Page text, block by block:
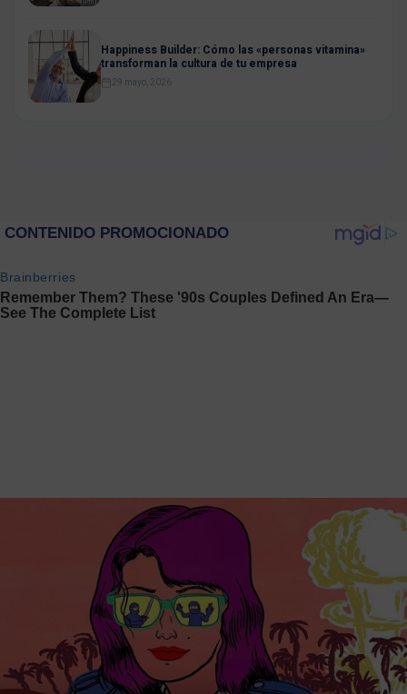
Happiness Builder: Cómo las «personas vitamina»
transforman la cultura de tu empresa
29 mayo, 2026